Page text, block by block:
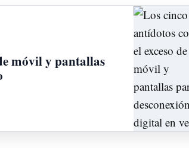
móvil y pantallas